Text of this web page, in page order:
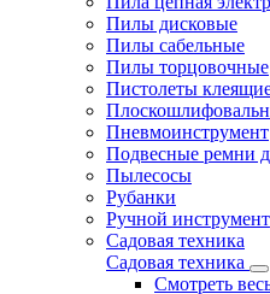
Пилы дисковые
Пилы сабельные
Пилы торцовочные
Пистолеты
Пневмоинструмент
Подвесные ремни
Пылесосы
Рубанки
Ручной инструмент
Садовая техника
Садовая техника
Смотреть